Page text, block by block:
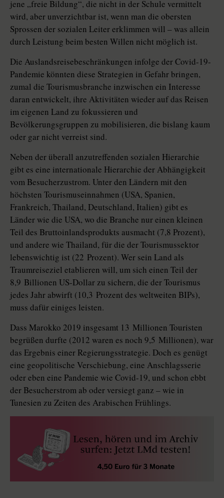
jene „freie Bildung“, die nicht in der Schule vermittelt
wird, aber unverzichtbar ist, wenn man die obersten
Sprossen der sozialen Leiter erklimmen will – was allein
durch Leistung beim besten Willen nicht möglich ist.
Die Auslandsreisebeschränkungen infolge der Covid-19-
Pandemie könnten diese Strategien in Gefahr bringen,
zumal die Tourismusbranche inzwischen ein Interesse
daran entwickelt, ihre Aktivitäten wieder auf das Reisen
im eigenen Land zu fokussieren und
Bevölkerungsgruppen zu mobilisieren, die bislang kaum
oder gar nicht verreist sind.
Neben der überall anzutreffenden sozialen Hierarchie
gibt es eine internationale Hierarchie der Abhängigkeit
vom Besucherzustrom. Unter den Ländern mit den
höchsten Tourismus­einnahmen (USA, Spanien,
Frankreich, Thailand, Deutschland, Italien) gibt es
Länder wie die USA, wo die Branche nur einen kleinen
Teil des Bruttoinlandsprodukts ausmacht (7,8 Prozent),
und andere wie Thailand, für die der Tourismussektor
lebenswichtig ist (22 Prozent). Wer sein Land als
Traumreiseziel etablieren will, um sich einen Teil der
8,9 Billionen US-Dollar zu sichern, die der Tourismus
jedes Jahr abwirft (10,3 Prozent des weltweiten BIPs),
muss dafür einiges leisten.
Dass Marokko 2019 insgesamt 13 Millionen Touristen
begrüßen durfte (2012 waren es noch 9,5 Millionen), war
das Ergebnis einer Regierungsstrategie. Doch es genügt
eine geopolitische Verschiebung, eine Anschlagsserie
oder eben eine Pandemie wie Covid-19, und schon ebbt
der Besucherstrom ab oder versiegt ganz – wie in
Tunesien zu Zeiten des Arabischen Frühlings.